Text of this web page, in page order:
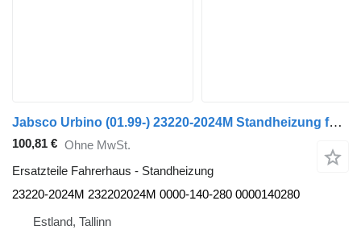
Jabsco Urbino (01.99-) 23220-2024M Standheizung für Solaris Urbino, Alpino, Vacanza (1999-) Bus
100,81 € Ohne MwSt.
Ersatzteile Fahrerhaus - Standheizung
23220-2024M 232202024M 0000-140-280 0000140280
Estland, Tallinn